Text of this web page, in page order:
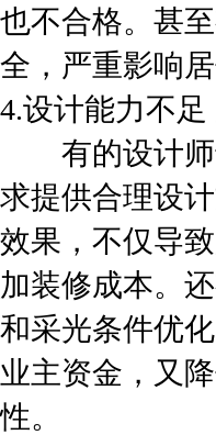
也不合格。甚
全，严重影响
4.设计能力不
有的设计师
求提供合理设
效果，不仅导
加装修成本。
和采光条件优
业主资金，又
性。